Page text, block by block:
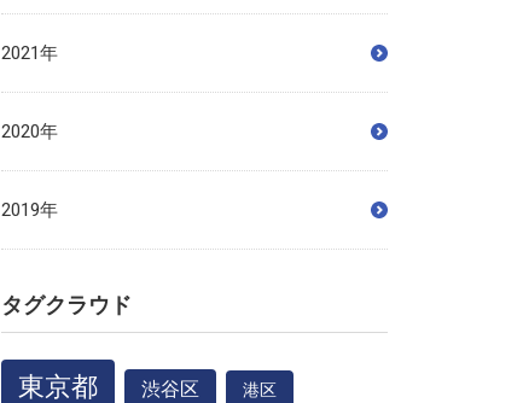
2021年
2020年
2019年
タグクラウド
東京都 渋谷区 港区